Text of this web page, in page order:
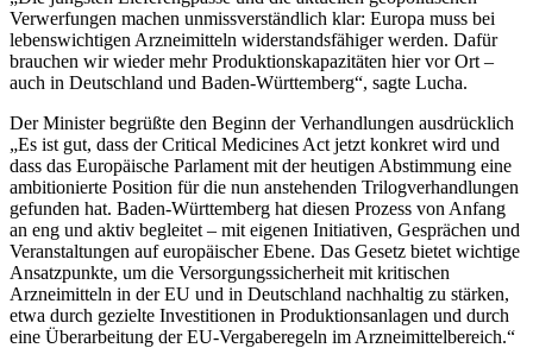
Verwerfungen machen unmissverständlich klar: Europa muss bei
lebenswichtigen Arzneimitteln widerstandsfähiger werden. Dafür
brauchen wir wieder mehr Produktionskapazitäten hier vor Ort –
auch in Deutschland und Baden-Württemberg“, sagte Lucha.
Der Minister begrüßte den Beginn der Verhandlungen ausdrücklich
„Es ist gut, dass der Critical Medicines Act jetzt konkret wird und
dass das Europäische Parlament mit der heutigen Abstimmung eine
ambitionierte Position für die nun anstehenden Trilogverhandlungen
gefunden hat. Baden-Württemberg hat diesen Prozess von Anfang
an eng und aktiv begleitet – mit eigenen Initiativen, Gesprächen und
Veranstaltungen auf europäischer Ebene. Das Gesetz bietet wichtige
Ansatzpunkte, um die Versorgungssicherheit mit kritischen
Arzneimitteln in der EU und in Deutschland nachhaltig zu stärken,
etwa durch gezielte Investitionen in Produktionsanlagen und durch
eine Überarbeitung der EU-Vergaberegeln im Arzneimittelbereich.“